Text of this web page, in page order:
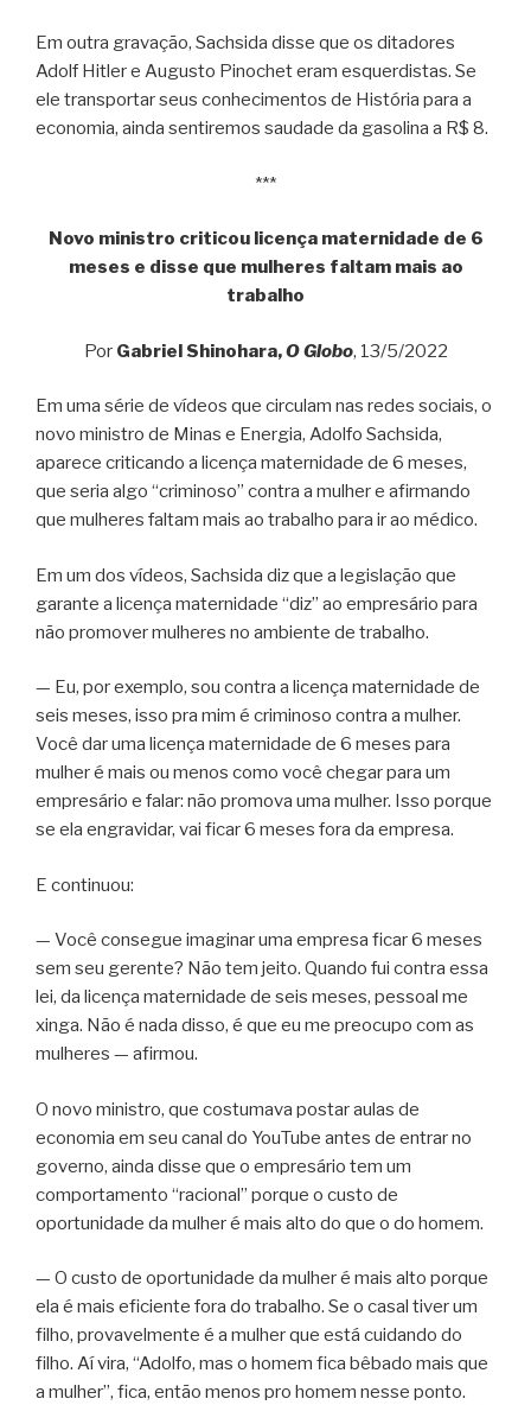
Em outra gravação, Sachsida disse que os ditadores
Adolf Hitler e Augusto Pinochet eram esquerdistas. Se
ele transportar seus conhecimentos de História para a
economia, ainda sentiremos saudade da gasolina a R$ 8.
***
Novo ministro criticou licença maternidade de 6
meses e disse que mulheres faltam mais ao
trabalho
Por Gabriel Shinohara,O Globo, 13/5/2022
Em uma série de vídeos que circulam nas redes sociais, o
novo ministro de Minas e Energia, Adolfo Sachsida,
aparece criticando a licença maternidade de 6 meses,
que seria algo “criminoso” contra a mulher e afirmando
que mulheres faltam mais ao trabalho para ir ao médico.
Em um dos vídeos, Sachsida diz que a legislação que
garante a licença maternidade “diz” ao empresário para
não promover mulheres no ambiente de trabalho.
— Eu, por exemplo, sou contra a licença maternidade de
seis meses, isso pra mim é criminoso contra a mulher.
Você dar uma licença maternidade de 6 meses para
mulher é mais ou menos como você chegar para um
empresário e falar: não promova uma mulher. Isso porque
se ela engravidar, vai ficar 6 meses fora da empresa.
E continuou:
— Você consegue imaginar uma empresa ficar 6 meses
sem seu gerente? Não tem jeito. Quando fui contra essa
lei, da licença maternidade de seis meses, pessoal me
xinga. Não é nada disso, é que eu me preocupo com as
mulheres — afirmou.
O novo ministro, que costumava postar aulas de
economia em seu canal do YouTube antes de entrar no
governo, ainda disse que o empresário tem um
comportamento “racional” porque o custo de
oportunidade da mulher é mais alto do que o do homem.
— O custo de oportunidade da mulher é mais alto porque
ela é mais eficiente fora do trabalho. Se o casal tiver um
filho, provavelmente é a mulher que está cuidando do
filho. Aí vira, “Adolfo, mas o homem fica bêbado mais que
a mulher”, fica, então menos pro homem nesse ponto.